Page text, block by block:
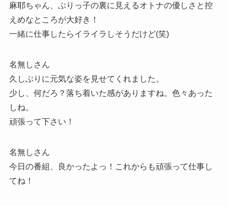
麻耶ちゃん、ぶりっ子の裏に見えるオトナの優しさと控
えめなところが大好き！
一緒に仕事したらイライラしそうだけど(笑)
名無しさん
久しぶりに元気な姿を見せてくれました。
少し、何だろ？落ち着いた感がありますね。色々あった
しね。
頑張って下さい！
名無しさん
今日の番組、良かったよっ！これからも頑張って仕事し
てね！